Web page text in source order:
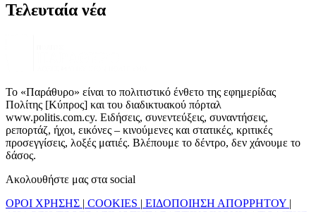
Τελευταία νέα
Το «Παράθυρο» είναι το πολιτιστικό ένθετο της εφημερίδας
Πολίτης [Κύπρος] και του διαδικτυακού πόρταλ
www.politis.com.cy. Ειδήσεις, συνεντεύξεις, συναντήσεις,
ρεπορτάζ, ήχοι, εικόνες – κινούμενες και στατικές, κριτικές
προσεγγίσεις, λοξές ματιές. Βλέπουμε το δέντρο, δεν χάνουμε το
δάσος.
Ακολουθήστε μας στα social
ΟΡΟΙ ΧΡΗΣΗΣ | COOKIES | ΕΙΔΟΠΟΙΗΣΗ ΑΠΟΡΡΗΤΟΥ |